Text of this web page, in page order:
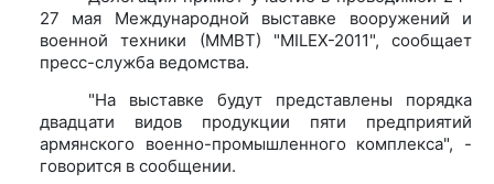
27 мая Международной выставке вооружений и
военной техники (ММВТ) "MILEX-2011", сообщает
пресс-служба ведомства.
"На выставке будут представлены порядка
двадцати видов продукции пяти предприятий
армянского военно-промышленного комплекса", -
говорится в сообщении.